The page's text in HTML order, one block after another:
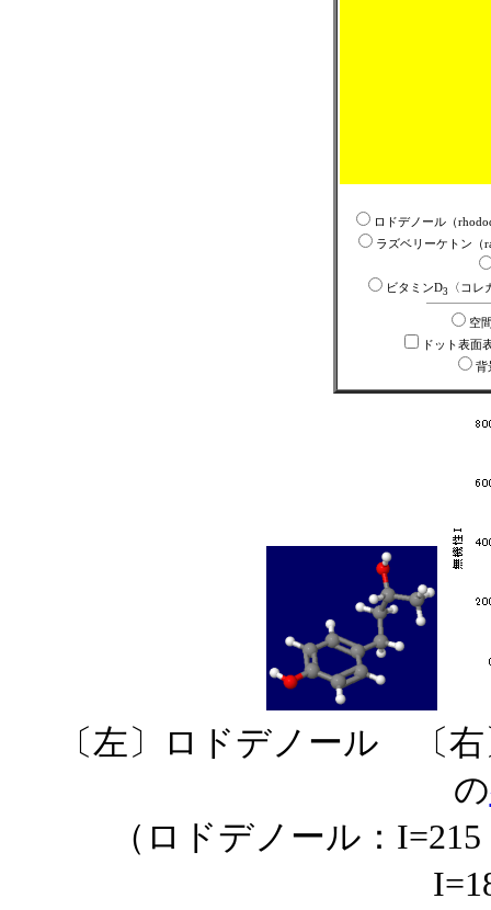
ロドデノール（
ラズベリーケトン（
ビタミンD3 〈コ
空
ドット表面
〔左〕ロドデノール 〔
の
（ロドデノール：